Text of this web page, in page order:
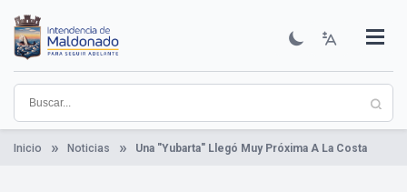
contenido
principal
Institucional
Municipios
Descubre Maldonado
Comunicación
Servicios
Guía De Trámites
Ver Noticias
Inicio Noticias Una "Yubarta" Llegó Muy Próxima A La Costa